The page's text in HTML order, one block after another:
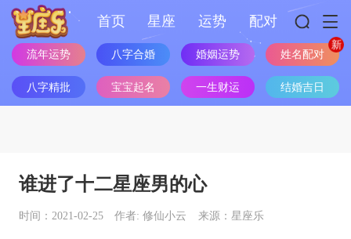
首页 星座 运势 配对
流年运势 八字合婚 婚姻运势 姓名配对
八字精批 宝宝起名 一生财运 结婚吉日
谁进了十二星座男的心
时间：2021-02-25 作者: 修仙小云 来源：星座乐